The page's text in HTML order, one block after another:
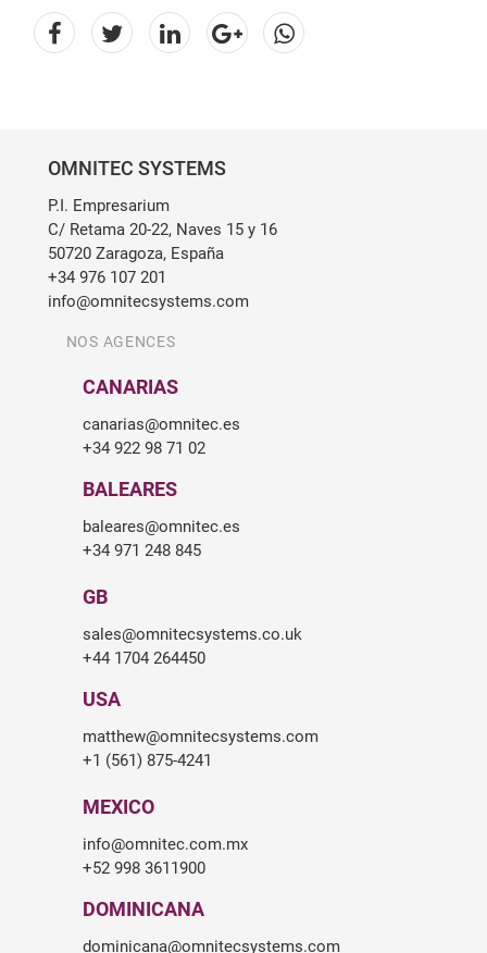
OMNITEC SYSTEMS
P.I. Empresarium
C/ Retama 20-22, Naves 15 y 16
50720 Zaragoza, España
+34 976 107 201
info@omnitecsystems.com
NOS AGENCES
CANARIAS
canarias@omnitec.es
+34 922 98 71 02
BALEARES
baleares@omnitec.es
+34 971 248 845
GB
sales@omnitecsystems.co.uk
+44 1704 264450
USA
matthew@omnitecsystems.com
+1 (561) 875-4241
MEXICO
info@omnitec.com.mx
+52 998 3611900
DOMINICANA
dominicana@omnitecsystems.com